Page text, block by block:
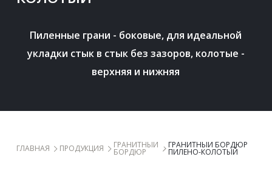
Пиленные грани - боковые, для идеальной
укладки стык в стык без зазоров, колотые -
верхняя и нижняя
ГЛАВНАЯ ПРОДУКЦИЯ ГРАНИТНЫЙ
БОРДЮР
ГРАНИТНЫЙ БОРДЮР
ПИЛЕНО-КОЛОТЫЙ